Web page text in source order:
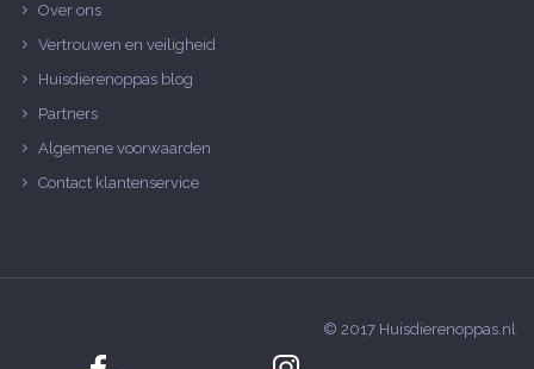
Over ons
Vertrouwen en veiligheid
Huisdierenoppas blog
Partners
Algemene voorwaarden
Contact klantenservice
© 2017 Huisdierenoppas.nl